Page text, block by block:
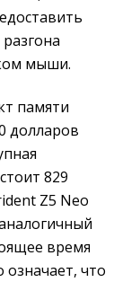
мыши.
памяти
долларов
829
Z5 Neo
время
означает, что